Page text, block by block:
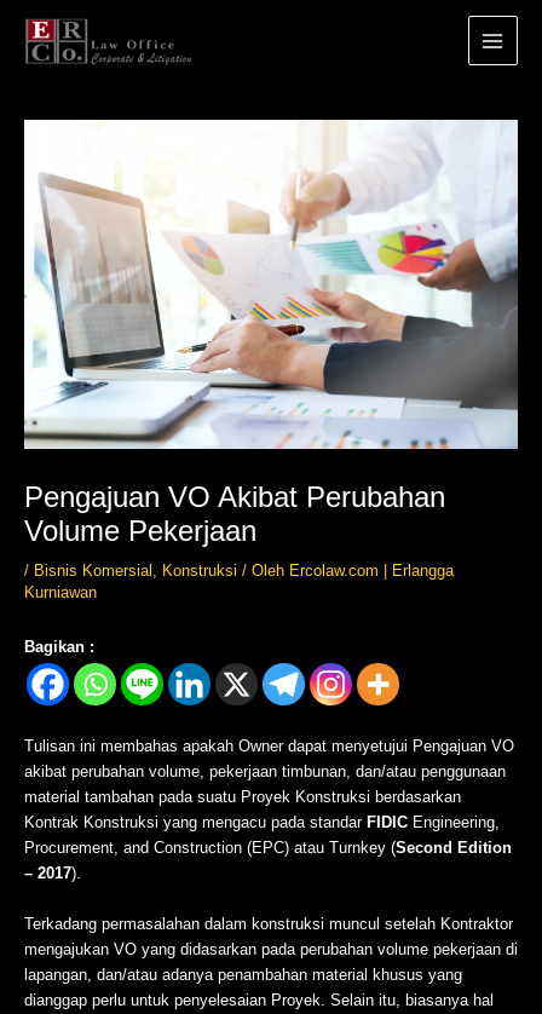
Main
Menu
Pengajuan VO Akibat Perubahan
Volume Pekerjaan
/ Bisnis Komersial Konstruksi / Oleh Ercolaw.com | Erlangga
Kurniawan
Bagikan :
Tulisan ini membahas apakah Owner dapat menyetujui Pengajuan VO
akibat perubahan volume, pekerjaan timbunan, dan/atau penggunaan
material tambahan pada suatu Proyek Konstruksi berdasarkan
Kontrak Konstruksi yang mengacu pada standar FIDIC Engineering,
Procurement, and Construction (EPC) atau Turnkey (Second Edition
– 2017).
Terkadang permasalahan dalam konstruksi muncul setelah Kontraktor
mengajukan VO yang didasarkan pada perubahan volume pekerjaan di
lapangan, dan/atau adanya penambahan material khusus yang
dianggap perlu untuk penyelesaian Proyek. Selain itu, biasanya hal